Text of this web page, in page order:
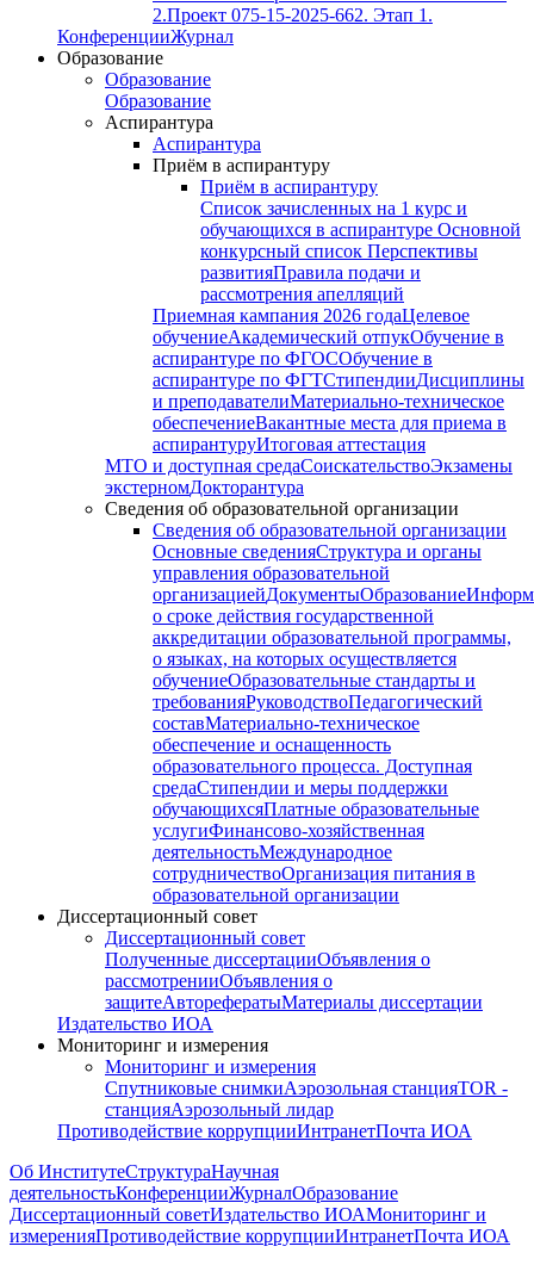
2.Проект 075-15-2025-662. Этап 1.
КонференцииЖурнал
Образование
Образование
Образование
Аспирантура
Аспирантура
Приём в аспирантуру
Приём в аспирантуру
Список зачисленных на 1 курс и
обучающихся в аспирантуре Основной
конкурсный список Перспективы
развитияПравила подачи и
рассмотрения апелляций
Приемная кампания 2026 годаЦелевое
обучениеАкадемический отпукОбучение в
аспирантуре по ФГОСОбучение в
аспирантуре по ФГТСтипендииДисциплины
и преподавателиМатериально-техническое
обеспечениеВакантные места для приема в
аспирантуруИтоговая аттестация
МТО и доступная средаСоискательствоЭкзамены
экстерномДокторантура
Сведения об образовательной организации
Сведения об образовательной организации
Основные сведенияСтруктура и органы
управления образовательной
организациейДокументыОбразование
о сроке действия государственной
аккредитации образовательной программы,
о языках, на которых осуществляется
обучениеОбразовательные стандарты и
требованияРуководствоПедагогический
составМатериально-техническое
обеспечение и оснащенность
образовательного процесса. Доступная
средаСтипендии и меры поддержки
обучающихсяПлатные образовательные
услугиФинансово-хозяйственная
деятельностьМеждународное
сотрудничествоОрганизация питания в
образовательной организации
Диссертационный совет
Диссертационный совет
Полученные диссертацииОбъявления о
рассмотренииОбъявления о
защитеАвторефератыМатериалы диссертации
Издательство ИОА
Мониторинг и измерения
Мониторинг и измерения
Спутниковые снимкиАэрозольная станцияTOR -
станцияАэрозольный лидар
Противодействие коррупцииИнтранетПочта ИОА
Об ИнститутеСтруктураНаучная
деятельностьКонференцииЖурналОбразование
Диссертационный советИздательство ИОАМониторинг и
измеренияПротиводействие коррупцииИнтранетПочта ИОА